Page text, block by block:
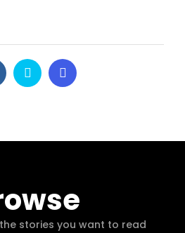
stories you want to read